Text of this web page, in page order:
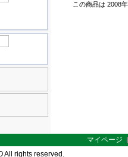
この商品は 2008
マイページ
All rights reserved.